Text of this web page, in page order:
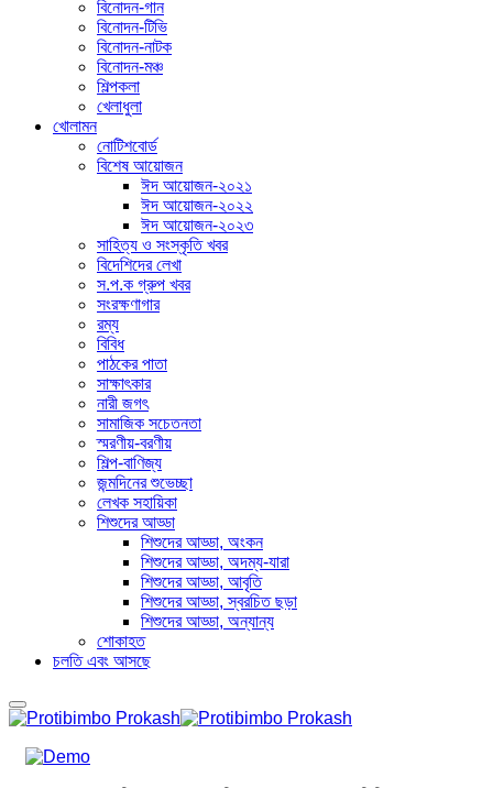
বিনোদন-গান
বিনোদন-টিভি
বিনোদন-নাটক
বিনোদন-মঞ্চ
শিল্পকলা
খেলাধুলা
খোলামন
নোটিশবোর্ড
বিশেষ আয়োজন
ঈদ আয়োজন-২০২১
ঈদ আয়োজন-২০২২
ঈদ আয়োজন-২০২৩
সাহিত্য ও সংস্কৃতি খবর
বিদেশিদের লেখা
স.প.ক গ্রুপ খবর
সংরক্ষণাগার
রম্য
বিবিধ
পাঠকের পাতা
সাক্ষাৎকার
নারী জগৎ
সামাজিক সচেতনতা
স্মরণীয়-বরণীয়
শিল্প-বাণিজ্য
জন্মদিনের শুভেচ্ছা
লেখক সহায়িকা
শিশুদের আড্ডা
শিশুদের আড্ডা, অংকন
শিশুদের আড্ডা, অদম্য-যারা
শিশুদের আড্ডা, আবৃতি
শিশুদের আড্ডা, স্বরচিত ছড়া
শিশুদের আড্ডা, অন্যান্য
শোকাহত
চলতি এবং আসছে